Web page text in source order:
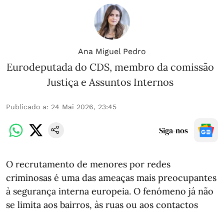
Ana Miguel Pedro
Eurodeputada do CDS, membro da comissão
Justiça e Assuntos Internos
Publicado a: 24 Mai 2026, 23:45
Siga-nos
O recrutamento de menores por redes
criminosas é uma das ameaças mais preocupantes
à segurança interna europeia. O fenómeno já não
se limita aos bairros, às ruas ou aos contactos